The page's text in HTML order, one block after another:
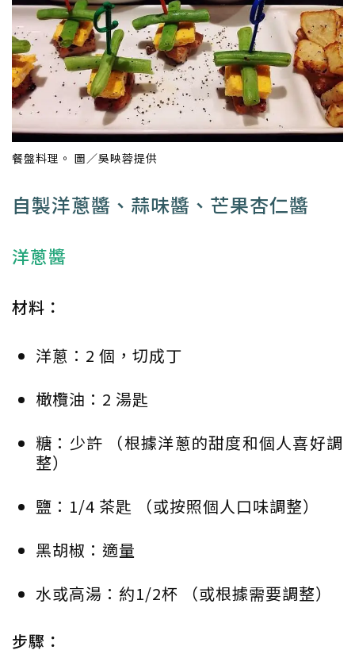
餐盤料理。 圖／吳映蓉提供
自製洋蔥醬、蒜味醬、芒果杏仁醬
洋蔥醬
材料：
洋蔥：2 個，切成丁
橄欖油：2 湯匙
糖：少許 （根據洋蔥的甜度和個人喜好調
整）
鹽：1/4 茶匙 （或按照個人口味調整）
黑胡椒：適量
水或高湯：約1/2杯 （或根據需要調整）
步驟：